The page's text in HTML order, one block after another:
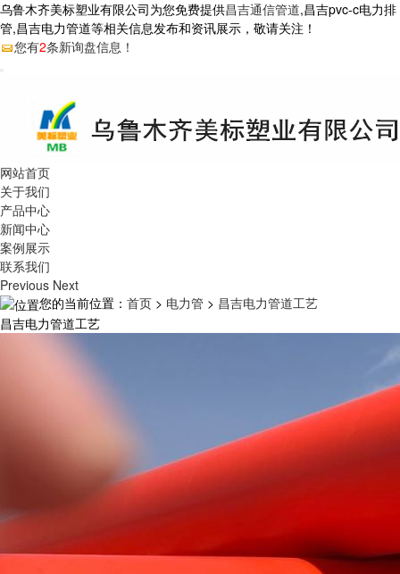
乌鲁木齐美标塑业有限公司为您免费提供昌吉通信管道,昌吉pvc-c电力排
管,昌吉电力管道等相关信息发布和资讯展示，敬请关注！
您有2条新询盘信息！
网站首页
关于我们
产品中心
新闻中心
案例展示
联系我们
Previous Next
您的当前位置： 首页 > 电力管 > 昌吉电力管道工艺
昌吉电力管道工艺